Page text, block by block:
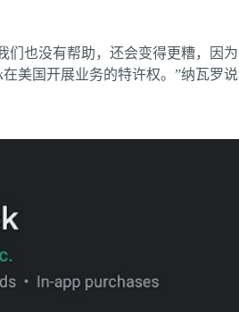
们也没有帮助，还会变得更糟，因
美国开展业务的特许权。”纳瓦罗说